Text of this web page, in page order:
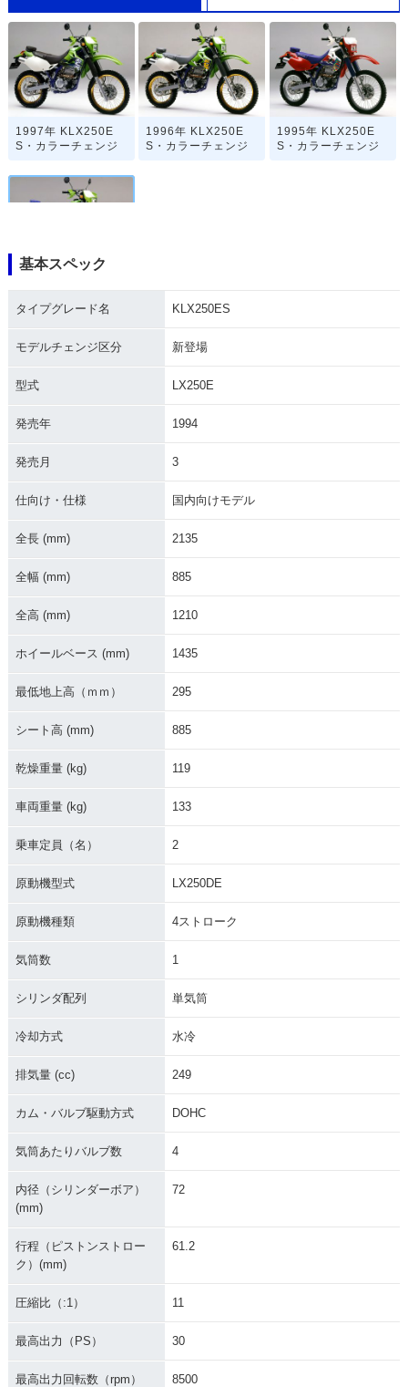
1997年 KLX250E
S・カラーチェンジ
1996年 KLX250E
S・カラーチェンジ
1995年 KLX250E
S・カラーチェンジ
基本スペック
タイプグレード名 KLX250ES
モデルチェンジ区分 新登場
型式 LX250E
発売年 1994
発売月 3
仕向け・仕様 国内向けモデル
全長 (mm) 2135
全幅 (mm) 885
全高 (mm) 1210
ホイールベース (mm) 1435
最低地上高（ｍｍ） 295
シート高 (mm) 885
乾燥重量 (kg) 119
車両重量 (kg) 133
乗車定員（名） 2
原動機型式 LX250DE
原動機種類 4ストローク
気筒数 1
シリンダ配列 単気筒
冷却方式 水冷
排気量 (cc) 249
カム・バルブ駆動方式 DOHC
気筒あたりバルブ数 4
内径（シリンダーボア）
(mm)
72
行程（ピストンストロー
ク）(mm)
61.2
圧縮比（:1） 11
最高出力（PS） 30
最高出力回転数（rpm） 8500